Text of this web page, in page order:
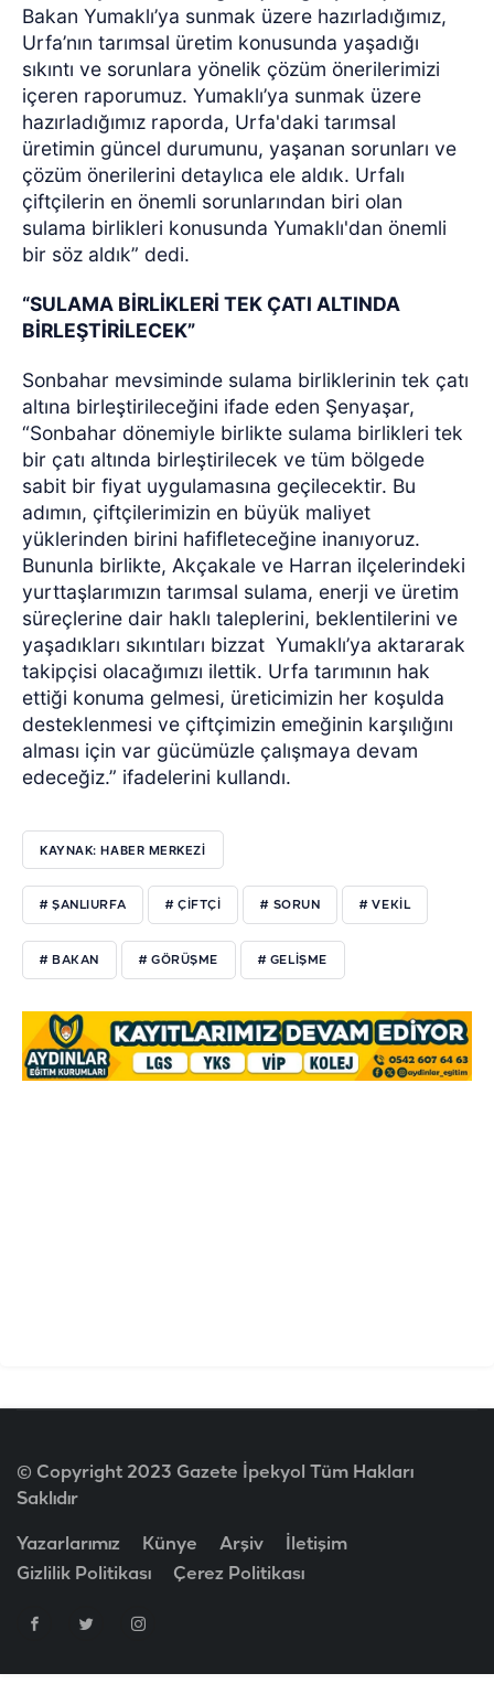
Bakan Yumaklı’ya sunmak üzere hazırladığımız,
Urfa’nın tarımsal üretim konusunda yaşadığı
sıkıntı ve sorunlara yönelik çözüm önerilerimizi
içeren raporumuz. Yumaklı’ya sunmak üzere
hazırladığımız raporda, Urfa'daki tarımsal
üretimin güncel durumunu, yaşanan sorunları ve
çözüm önerilerini detaylıca ele aldık. Urfalı
çiftçilerin en önemli sorunlarından biri olan
sulama birlikleri konusunda Yumaklı'dan önemli
bir söz aldık” dedi.
“SULAMA BİRLİKLERİ TEK ÇATI ALTINDA
BİRLEŞTİRİLECEK”
Sonbahar mevsiminde sulama birliklerinin tek çatı
altına birleştirileceğini ifade eden Şenyaşar,
“Sonbahar dönemiyle birlikte sulama birlikleri tek
bir çatı altında birleştirilecek ve tüm bölgede
sabit bir fiyat uygulamasına geçilecektir. Bu
adımın, çiftçilerimizin en büyük maliyet
yüklerinden birini hafifleteceğine inanıyoruz.
Bununla birlikte, Akçakale ve Harran ilçelerindeki
yurttaşlarımızın tarımsal sulama, enerji ve üretim
süreçlerine dair haklı taleplerini, beklentilerini ve
yaşadıkları sıkıntıları bizzat Yumaklı’ya aktararak
takipçisi olacağımızı ilettik. Urfa tarımının hak
ettiği konuma gelmesi, üreticimizin her koşulda
desteklenmesi ve çiftçimizin emeğinin karşılığını
alması için var gücümüzle çalışmaya devam
edeceğiz.” ifadelerini kullandı.
KAYNAK: HABER MERKEZİ
# ŞANLIURFA # ÇİFTÇİ # SORUN # VEKİL
# BAKAN # GÖRÜŞME # GELİŞME
© Copyright 2023 Gazete İpekyol Tüm Hakları
Saklıdır
Yazarlarımız Künye Arşiv
İletişim
Gizlilik Politikası
Çerez Politikası